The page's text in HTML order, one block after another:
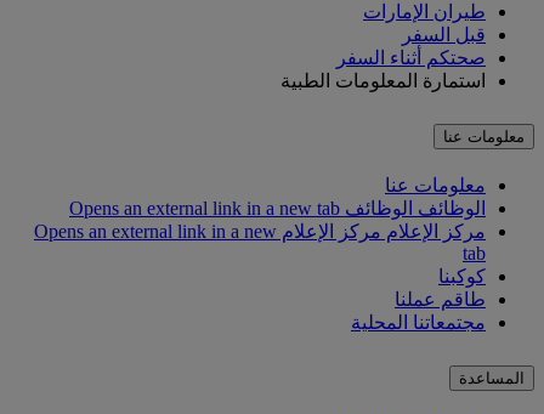
طيران الإمارات
قبل السفر
صحتكم أثناء السفر
استمارة المعلومات الطبية
معلومات عنا
معلومات عنا
الوظائف الوظائف Opens an external link in a new tab
مركز الإعلام
مركز الإعلام Opens an external link in a new
tab
كوكبنا
طاقم عملنا
مجتمعاتنا المحلية
المساعدة